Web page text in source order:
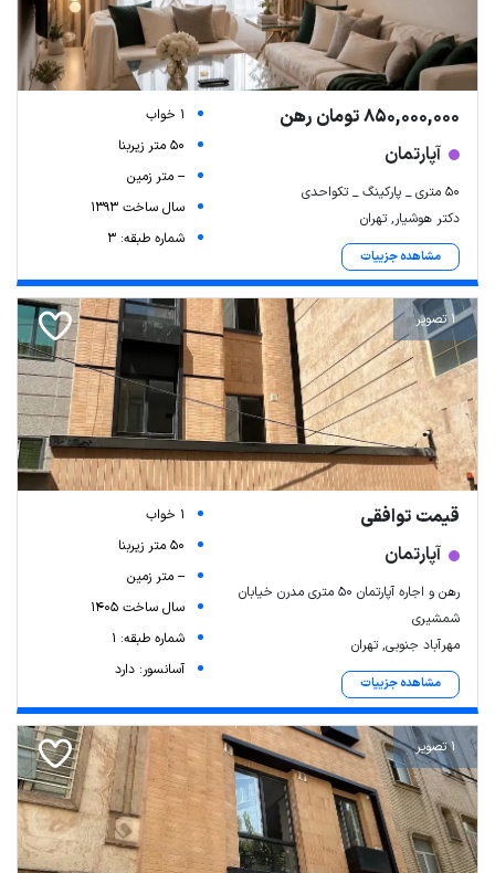
850,000,000 تومان رهن
آپارتمان
۵۰ متری _ پارکینگ _ تکواحدی
دکتر هوشیار, تهران
مشاهده جزییات
1 خواب
50 متر زیربنا
-- متر زمین
سال ساخت 1393
شماره طبقه: 3
1 تصویر
قیمت توافقی
آپارتمان
رهن و اجاره آپارتمان ۵۰ متری مدرن خیابان
شمشیری
مهرآباد جنوبی, تهران
مشاهده جزییات
1 خواب
50 متر زیربنا
-- متر زمین
سال ساخت 1405
شماره طبقه: 1
آسانسور: دارد
1 تصویر